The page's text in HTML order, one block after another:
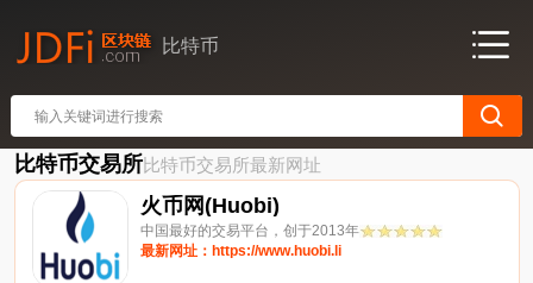
比特币
比特币交易所比特币交易所最新网址
火币网(Huobi)
中国最好的交易平台，创于2013年
最新网址：https://www.huobi.li